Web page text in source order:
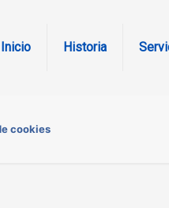
Inicio Historia
cookies